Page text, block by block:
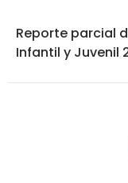
Reporte parcial
Infantil y Juvenil